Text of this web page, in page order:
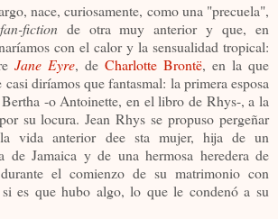
nace, curiosamente, como una "precuela",
fan-fictionde otra muy anterior y que, en
con el calor y la sensualidad tropical:
Jane Eyre, de Charlotte Brontë, en la que
casi diríamos que fantasmal: la primera esposa
-o Antoinette, en el libro de Rhys-, a la
su locura. Jean Rhys se propuso pergeñar
vida anterior dee sta mujer, hija de un
de Jamaica y de una hermosa heredera de
el comienzo de su matrimonio con
es que hubo algo, lo que le condenó a su